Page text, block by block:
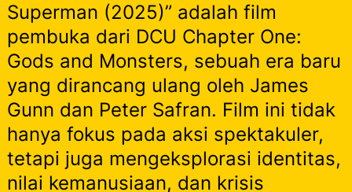
Superman (2025)” adalah film
pembuka dari DCU Chapter One:
Gods and Monsters, sebuah era baru
yang dirancang ulang oleh James
Gunn dan Peter Safran. Film ini tidak
hanya fokus pada aksi spektakuler,
tetapi juga mengeksplorasi identitas,
nilai kemanusiaan, dan krisis